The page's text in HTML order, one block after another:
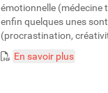
émotionnelle (médecine
enfin quelques unes
(procrastination,
En savoir plus